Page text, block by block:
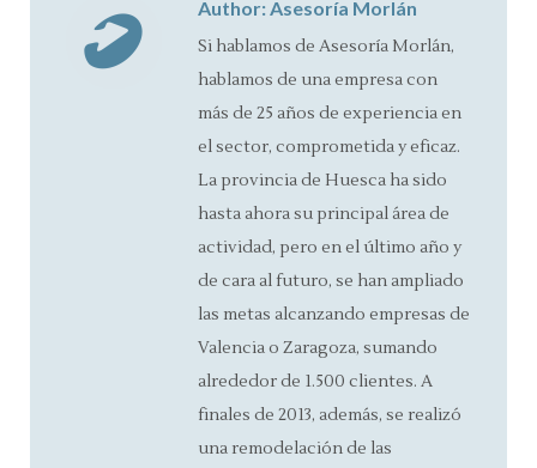
Author:Asesoría Morlán
Si hablamos de Asesoría Morlán,
hablamos de una empresa con
más de 25 años de experiencia en
el sector, comprometida y eficaz.
La provincia de Huesca ha sido
hasta ahora su principal área de
actividad, pero en el último año y
de cara al futuro, se han ampliado
las metas alcanzando empresas de
Valencia o Zaragoza, sumando
alrededor de 1.500 clientes. A
finales de 2013, además, se realizó
una remodelación de las